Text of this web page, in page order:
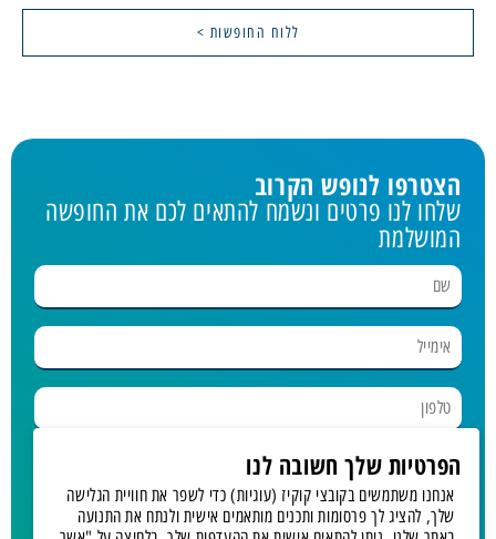
ללוח החופשות >
הצטרפו לנופש הקרוב
שלחו לנו פרטים ונשמח להתאים לכם את החופשה
המושלמת
בחר נופש
מאשר.ת קבלת דיוור
הפרטיות שלך חשובה לנו
אנחנו משתמשים בקובצי קוקיז (עוגיות) כדי לשפר את חוויית הגלישה
שלך, להציג לך פרסומות ותכנים מותאמים אישית ולנתח את התנועה